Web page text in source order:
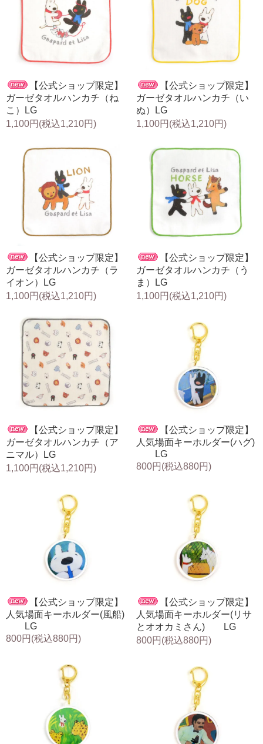
【公式ショップ限定】
ガーゼタオルハンカチ（ね
こ）LG
1,100円(税込1,210円)
【公式ショップ限定】
ガーゼタオルハンカチ（い
ぬ）LG
1,100円(税込1,210円)
【公式ショップ限定】
ガーゼタオルハンカチ（ラ
イオン）LG
1,100円(税込1,210円)
【公式ショップ限定】
ガーゼタオルハンカチ（う
ま）LG
1,100円(税込1,210円)
【公式ショップ限定】
ガーゼタオルハンカチ（ア
ニマル）LG
1,100円(税込1,210円)
【公式ショップ限定】
人気場面キーホルダー(ハグ)
LG
800円(税込880円)
【公式ショップ限定】
人気場面キーホルダー(風船)
LG
800円(税込880円)
【公式ショップ限定】
人気場面キーホルダー(リサ
とオオカミさん) LG
800円(税込880円)